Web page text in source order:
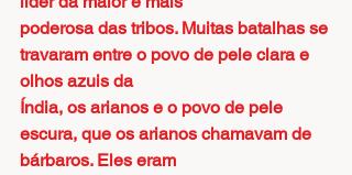
poderosa das tribos. Muitas batalhas se
travaram entre o povo de pele clara e
olhos azuis da
Índia, os arianos e o povo de pele
escura, que os arianos chamavam de
bárbaros. Eles eram